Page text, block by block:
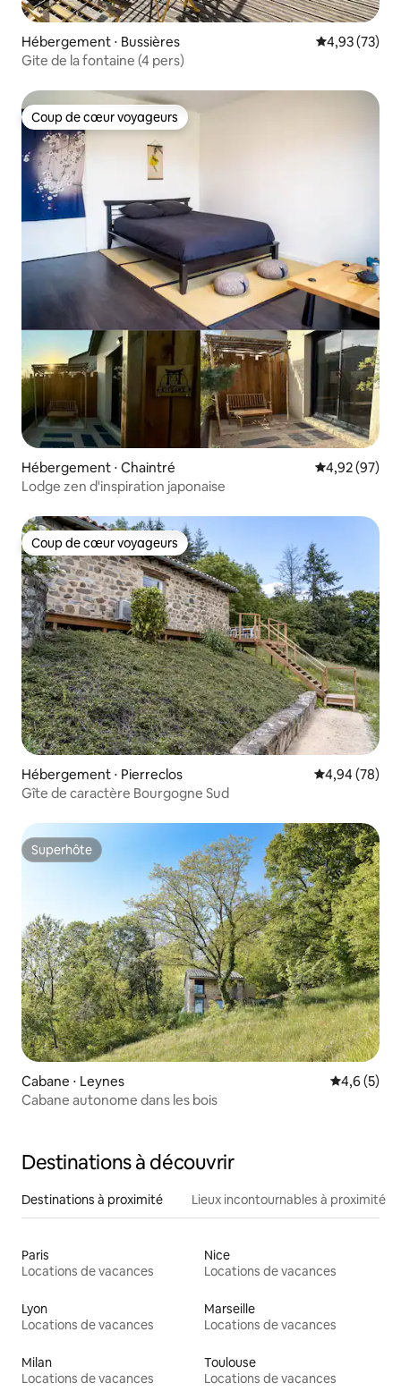
Hébergement ⋅ Bussières Évaluation
4,93 (73)
Gite de la fontaine (4 pers)
Coup de cœur voyageurs
Coup de cœur voyageurs
Hébergement ⋅ Chaintré Évaluation
4,92 (97)
Lodge zen d'inspiration japonaise
Coup de cœur voyageurs
Coup de cœur voyageurs
Hébergement ⋅ Pierreclos Évaluation
4,94 (78)
Gîte de caractère Bourgogne Sud
Superhôte
Superhôte
Cabane ⋅ Leynes Évaluation
4,6 (5)
Cabane autonome dans les bois
Destinations à découvrir
Destinations à proximité Lieux incontournables à proximité
Paris
Locations de vacances
Nice
Locations de vacances
Lyon
Locations de vacances
Marseille
Locations de vacances
Milan
Locations de vacances
Toulouse
Locations de vacances